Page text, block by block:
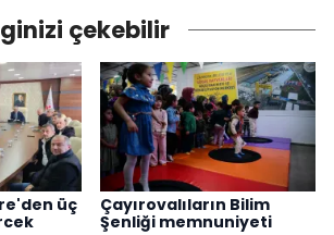
çekebilir
üç
Çayırovalıların Bilim
Şenliği memnuniyeti